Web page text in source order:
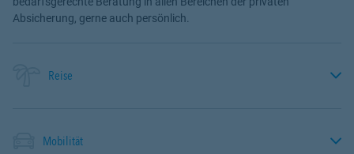
Absicherung, gerne auch persönlich.
Reise
Mobilität